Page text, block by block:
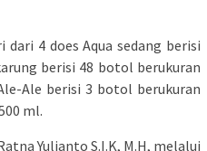
4 does Aqua sedang berisi
berisi 48 botol berukuran
Ale berisi 3 botol berukuran
ml.
Yulianto S.I.K, M.H, melalui